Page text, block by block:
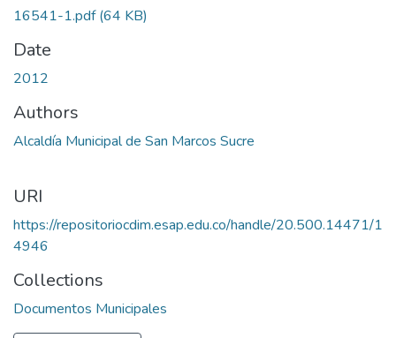
16541-1.pdf(64 KB)
Date
2012
Authors
Alcaldía Municipal de San Marcos Sucre
URI
https://repositoriocdim.esap.edu.co/handle/20.500.14471/1
4946
Collections
Documentos Municipales